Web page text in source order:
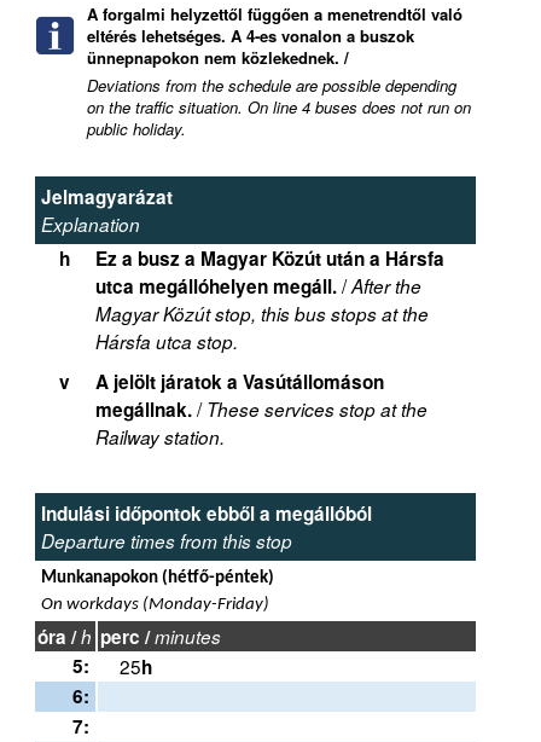
A forgalmi helyzettől függően a menetrendtől való
eltérés lehetséges. A 4-es vonalon a buszok
ünnepnapokon nem közlekednek. /
Deviations from the schedule are possible depending
on the traffic situation. On line 4 buses does not run on
public holiday.
Jelmagyarázat
Explanation
h
Ez a busz a Magyar Közút után a Hársfa
utca megállóhelyen megáll./After the
Magyar Közút stop, this bus stops at the
Hársfa utca stop.
v
A jelölt járatok a Vasútállomáson
megállnak./These services stop at the
Railway station.
Indulási időpontok ebből a megállóból
Departure times from this stop
Munkanapokon (hétfő-péntek)
On workdays (Monday-Friday)
óra /h perc /minutes
5: 25h
6:
7: